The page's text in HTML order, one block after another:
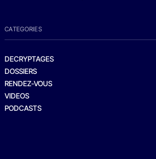
CATEGORIES
DECRYPTAGES
DOSSIERS
RENDEZ-VOUS
VIDEOS
PODCASTS